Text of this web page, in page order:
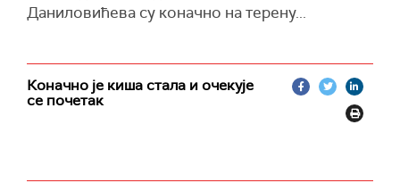
Даниловићева су коначно на терену...
Коначно је киша стала и очекује
се почетак